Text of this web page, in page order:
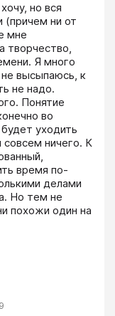
но вся
(причем ни от
мне
творчество,
Я много
высыпаюсь, к
не надо.
Понятие
во
уходить
совсем ничего. К
время по-
делами
Но тем не
похожи один на